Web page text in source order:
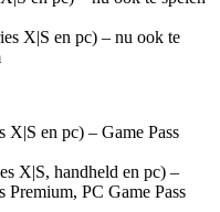
X|S en pc) – nu ook te
en pc) – Game Pass
X|S, handheld en pc) –
Premium, PC Game Pass